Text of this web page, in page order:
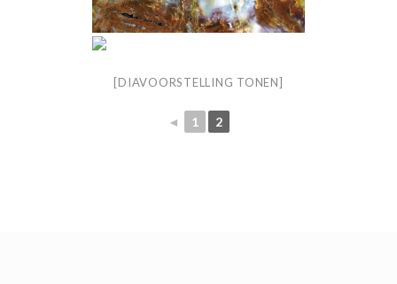
[DIAVOORSTELLING TONEN]
◄ 1 2